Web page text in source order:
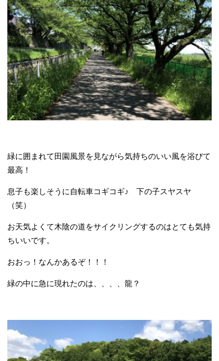
緑に囲まれて田園風景を見ながら気持ちのいい風を浴びて
最高！
息子も楽しそうに自転車コギコギ♪ 下の子スヤスヤ
（笑）
お天気よくて木陰の道をサイクリングするのはとても気持
ちいいです。
おおっ！なんかあるぞ！！！
緑の中に急に現れたのは、、、、龍？